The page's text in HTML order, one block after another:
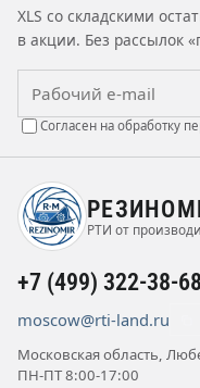
XLS со складскими
в акции. Без рассылок
Согласен на обработку
РТИ от
+7 (499) 322-38-68
moscow@rti-land.ru
Московская область,
ПН-ПТ 8:00-17:00